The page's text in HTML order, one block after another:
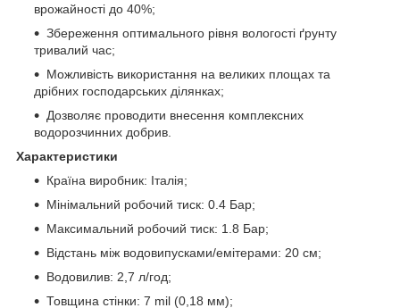
врожайності до 40%;
Збереження оптимального рівня вологості ґрунту
тривалий час;
Можливість використання на великих площах та
дрібних господарських ділянках;
Дозволяє проводити внесення комплексних
водорозчинних добрив.
Характеристики
Країна виробник: Італія;
Мінімальний робочий тиск: 0.4 Бар;
Максимальний робочий тиск: 1.8 Бар;
Відстань між водовипусками/емітерами: 20 см;
Водовилив: 2,7 л/год;
Товщина стінки: 7 mil (0,18 мм);